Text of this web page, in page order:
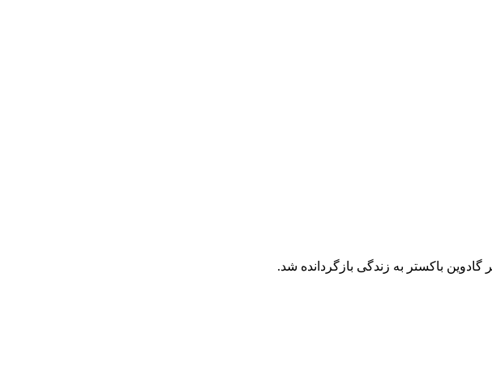
باکستر به زندگی بازگردانده شد.